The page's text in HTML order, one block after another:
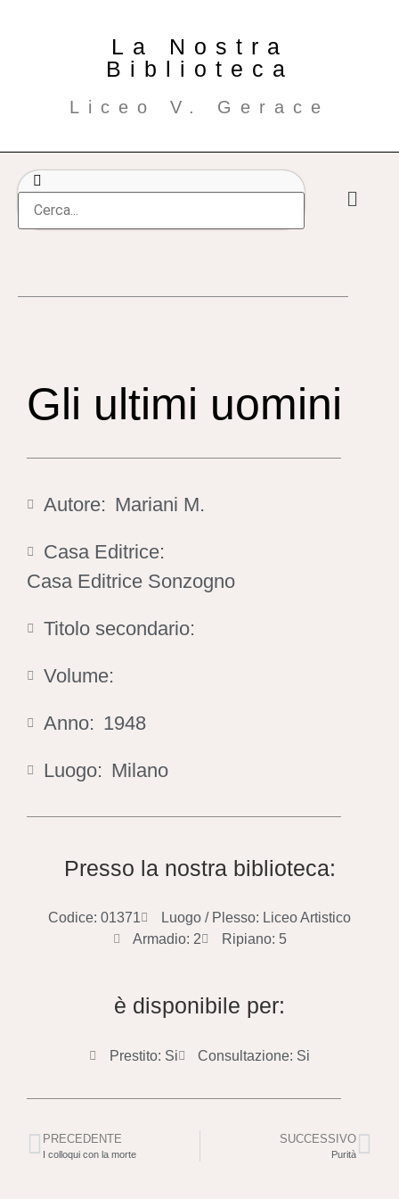
La Nostra
Biblioteca
Liceo V. Gerace
Gli ultimi uomini
Autore: Mariani M.
Casa Editrice:
Casa Editrice Sonzogno
Titolo secondario:
Volume:
Anno: 1948
Luogo: Milano
Presso la nostra biblioteca:
Codice: 01371
Luogo / Plesso: Liceo Artistico
Armadio: 2
Ripiano: 5
è disponibile per:
Prestito: Si Consultazione: Si
PRECEDENTE
I colloqui con la morte
SUCCESSIVO
Purità